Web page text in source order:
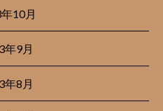
10月
年9月
年8月